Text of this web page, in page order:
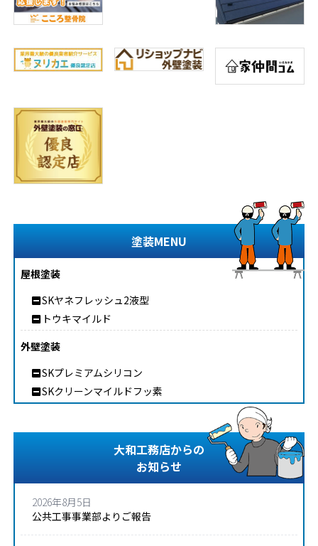
塗装MENU
屋根塗装
SKヤネフレッシュ2液型
トウキマイルド
外壁塗装
SKプレミアムシリコン
SKクリーンマイルドフッ素
大和工務店からの
お知らせ
2026年8月5日
公共工事事業部よりご報告